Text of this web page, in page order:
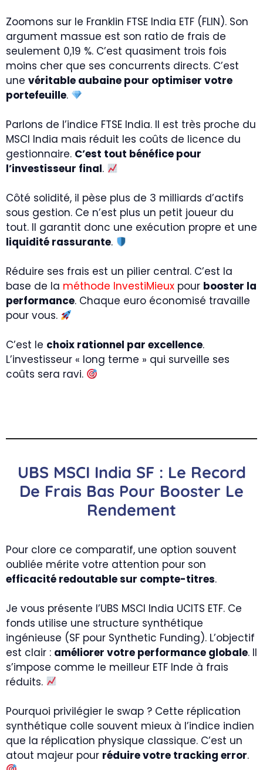
Zoomons sur le Franklin FTSE India ETF (FLIN). Son
argument massue est son ratio de frais de
seulement 0,19 %. C’est quasiment trois fois
moins cher que ses concurrents directs. C’est
une véritable aubaine pour optimiser votre
portefeuille.
Parlons de l’indice FTSE India. Il est très proche du
MSCI India mais réduit les coûts de licence du
gestionnaire. C’est tout bénéfice pour
l’investisseur final.
Côté solidité, il pèse plus de 3 milliards d’actifs
sous gestion. Ce n’est plus un petit joueur du
tout. Il garantit donc une exécution propre et une
liquidité rassurante.
Réduire ses frais est un pilier central. C’est la
base de la méthode InvestiMieux pour booster la
performance. Chaque euro économisé travaille
pour vous.
C’est le choix rationnel par excellence.
L’investisseur « long terme » qui surveille ses
coûts sera ravi.
UBS MSCI India SF : Le Record
De Frais Bas Pour Booster Le
Rendement
Pour clore ce comparatif, une option souvent
oubliée mérite votre attention pour son
efficacité redoutable sur compte-titres.
Je vous présente l’UBS MSCI India UCITS ETF. Ce
fonds utilise une structure synthétique
ingénieuse (SF pour Synthetic Funding). L’objectif
est clair : améliorer votre performance globale. Il
s’impose comme le meilleur ETF Inde à frais
réduits.
Pourquoi privilégier le swap ? Cette réplication
synthétique colle souvent mieux à l’indice indien
que la réplication physique classique. C’est un
atout majeur pour réduire votre tracking error.